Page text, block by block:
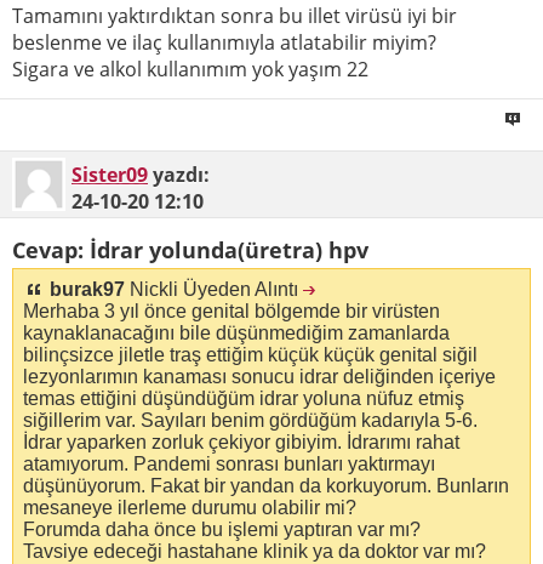
Tamamını yaktırdıktan sonra bu illet virüsü iyi bir
beslenme ve ilaç kullanımıyla atlatabilir miyim?
Sigara ve alkol kullanımım yok yaşım 22
Sister09yazdı:
24-10-20 12:10
Cevap: İdrar yolunda(üretra) hpv
burak97 Nickli Üyeden Alıntı
Merhaba 3 yıl önce genital bölgemde bir virüsten
kaynaklanacağını bile düşünmediğim zamanlarda
bilinçsizce jiletle traş ettiğim küçük küçük genital siğil
lezyonlarımın kanaması sonucu idrar deliğinden içeriye
temas ettiğini düşündüğüm idrar yoluna nüfuz etmiş
siğillerim var. Sayıları benim gördüğüm kadarıyla 5-6.
İdrar yaparken zorluk çekiyor gibiyim. İdrarımı rahat
atamıyorum. Pandemi sonrası bunları yaktırmayı
düşünüyorum. Fakat bir yandan da korkuyorum. Bunların
mesaneye ilerleme durumu olabilir mi?
Forumda daha önce bu işlemi yaptıran var mı?
Tavsiye edeceği hastahane klinik ya da doktor var mı?